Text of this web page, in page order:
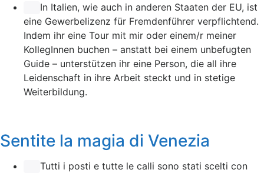
In Italien, wie auch in anderen Staaten der EU, ist
eine Gewerbelizenz für Fremdenführer verpflichtend.
Indem ihr eine Tour mit mir oder einem/r meiner
KollegInnen buchen – anstatt bei einem unbefugten
Guide – unterstützen ihr eine Person, die all ihre
Leidenschaft in ihre Arbeit steckt und in stetige
Weiterbildung.
Sentite la magia di Venezia
Tutti i posti e tutte le calli sono stati scelti con